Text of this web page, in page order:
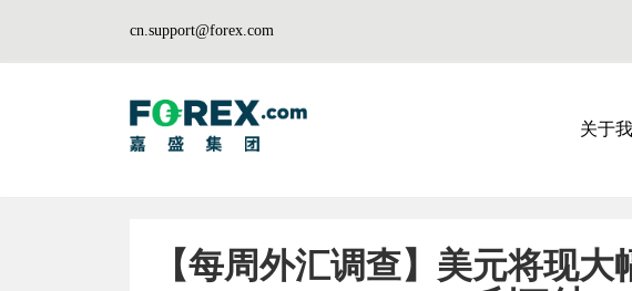
cn.support@forex.com
关于
【每周外汇调查】美元将现